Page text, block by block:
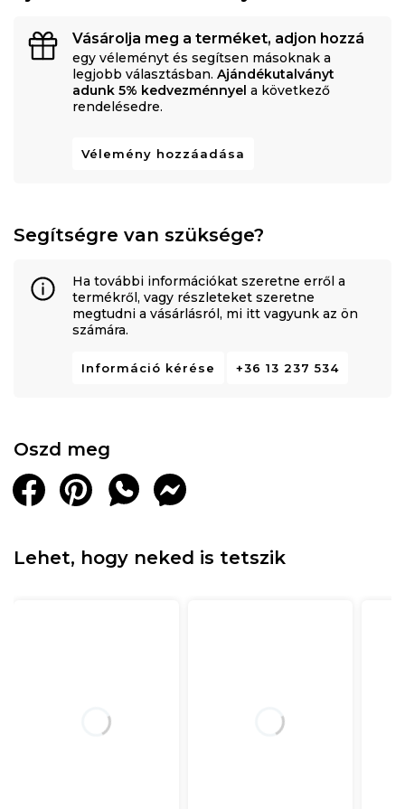
Vásárolja meg a terméket, adjon hozzá
egy véleményt és segítsen másoknak a
legjobb választásban. Ajándékutalványt
adunk 5% kedvezménnyel a következő
rendelésedre.
Vélemény hozzáadása
Segítségre van szüksége?
Ha további információkat szeretne erről a
termékről, vagy részleteket szeretne
megtudni a vásárlásról, mi itt vagyunk az ön
számára.
Információ kérése +36 13 237 534
Oszd meg
Lehet, hogy neked is tetszik